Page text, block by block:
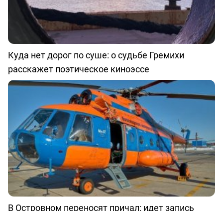
Куда нет дорог по суше: о судьбе Гремихи
расскажет поэтическое киноэссе
В Островном переносят причал: идет запись